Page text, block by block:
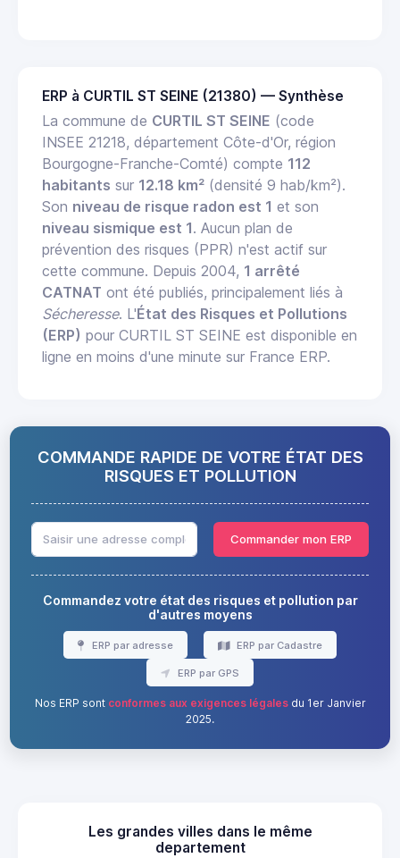
ERP à CURTIL ST SEINE (21380) — Synthèse
La commune de CURTIL ST SEINE (code
INSEE 21218, département Côte-d'Or, région
Bourgogne-Franche-Comté) compte 112
habitants sur 12.18 km² (densité 9 hab/km²).
Son niveau de risque radon est 1 et son
niveau sismique est 1. Aucun plan de
prévention des risques (PPR) n'est actif sur
cette commune. Depuis 2004, 1 arrêté
CATNAT ont été publiés, principalement liés à
Sécheresse. L'État des Risques et Pollutions
(ERP) pour CURTIL ST SEINE est disponible en
ligne en moins d'une minute sur France ERP.
COMMANDE RAPIDE DE VOTRE ÉTAT DES
RISQUES ET POLLUTION
Commander mon ERP
Commandez votre état des risques et pollution par
d'autres moyens
ERP par adresse ERP par Cadastre
ERP par GPS
Nos ERP sont conformes aux exigences légalesdu 1er Janvier
2025.
Les grandes villes dans le même
departement